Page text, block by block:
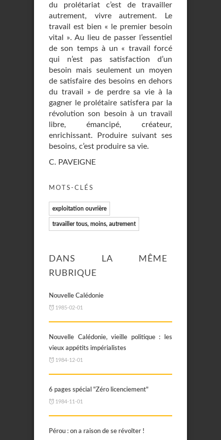
du prolétariat c’est de travailler
autrement, vivre autrement. Le
travail est bien « le premier besoin
vital ». Au lieu de passer l’essentiel
de son temps à un « travail forcé
qui n’est pas satisfaction d’un
besoin mais seulement un moyen
de satisfaire des besoins en dehors
du travail » de perdre sa vie à la
gagner le prolétaire satisfera par la
révolution son besoin à un travail
libre, émancipé, créateur,
enrichissant. Produire suivant ses
besoins, c’est produire sa vie.
C. PAVEIGNE
MOTS-CLÉS
exploitation ouvrière
travailler tous, moins, autrement
DANS LA MÊME
RUBRIQUE
Nouvelle Calédonie
1985-02-01
Nouvelle Calédonie, vieille politique : les
vieux appétits impérialistes
1984-12-01
6 pages spécial "Zéro licenciement"
1984-11-01
Pérou : on a raison de se révolter !